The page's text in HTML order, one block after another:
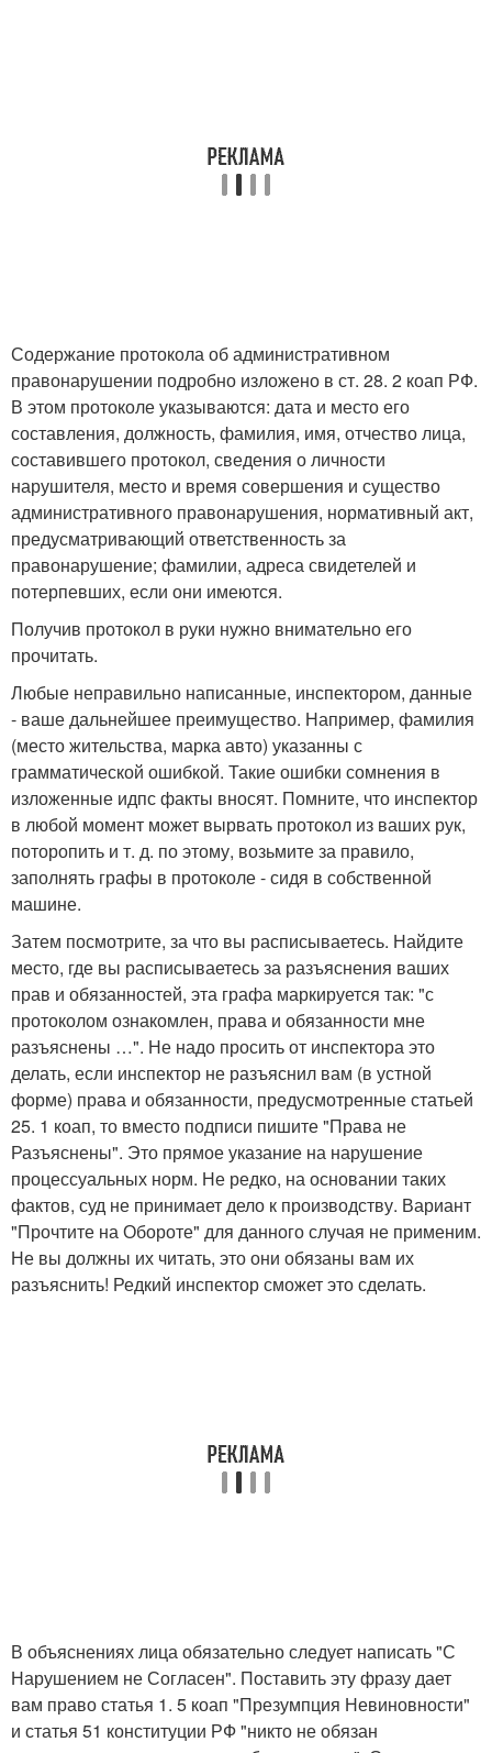
Содержание протокола об административном
правонарушении подробно изложено в ст. 28. 2 коап РФ.
В этом протоколе указываются: дата и место его
составления, должность, фамилия, имя, отчество лица,
составившего протокол, сведения о личности
нарушителя, место и время совершения и существо
административного правонарушения, нормативный акт,
предусматривающий ответственность за
правонарушение; фамилии, адреса свидетелей и
потерпевших, если они имеются.
Получив протокол в руки нужно внимательно его
прочитать.
Любые неправильно написанные, инспектором, данные
- ваше дальнейшее преимущество. Например, фамилия
(место жительства, марка авто) указанны с
грамматической ошибкой. Такие ошибки сомнения в
изложенные идпс факты вносят. Помните, что инспектор
в любой момент может вырвать протокол из ваших рук,
поторопить и т. д. по этому, возьмите за правило,
заполнять графы в протоколе - сидя в собственной
машине.
Затем посмотрите, за что вы расписываетесь. Найдите
место, где вы расписываетесь за разъяснения ваших
прав и обязанностей, эта графа маркируется так: "с
протоколом ознакомлен, права и обязанности мне
разъяснены …". Не надо просить от инспектора это
делать, если инспектор не разъяснил вам (в устной
форме) права и обязанности, предусмотренные статьей
25. 1 коап, то вместо подписи пишите "Права не
Разъяснены". Это прямое указание на нарушение
процессуальных норм. Не редко, на основании таких
фактов, суд не принимает дело к производству. Вариант
"Прочтите на Обороте" для данного случая не применим.
Не вы должны их читать, это они обязаны вам их
разъяснить! Редкий инспектор сможет это сделать.
В объяснениях лица обязательно следует написать "С
Нарушением не Согласен". Поставить эту фразу дает
вам право статья 1. 5 коап "Презумпция Невиновности"
и статья 51 конституции РФ "никто не обязан